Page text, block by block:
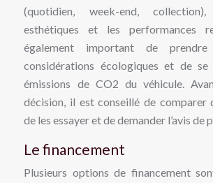
(quotidien, week-end,
esthétiques et les performances
également important de
considérations écologiques et de se
émissions de CO2 du véhicule.
décision, il est conseillé de comparer
de les essayer et de demander l’avis de
Le financement
Plusieurs options de financement